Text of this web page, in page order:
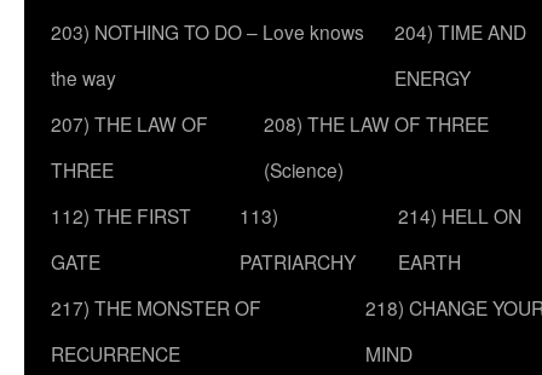
203) NOTHING TO DO – Love knows
the way
204) TIME AND
ENERGY
207) THE LAW OF
THREE
208) THE LAW OF THREE
(Science)
112) THE FIRST
GATE
113)
PATRIARCHY
214) HELL ON
EARTH
217) THE MONSTER OF
RECURRENCE
218) CHANGE
MIND